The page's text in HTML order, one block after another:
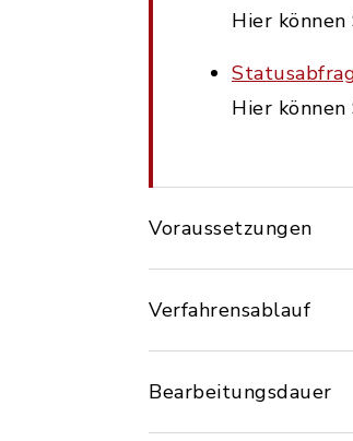
Hier
Hier
Voraussetzungen
Verfahrensablauf
Bearbeitungsdauer